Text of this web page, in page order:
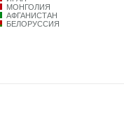
МОНГОЛИЯ
АФГАНИСТАН
БЕЛОРУССИЯ